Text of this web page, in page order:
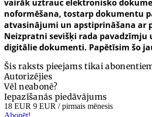
vairāk uztrauc elektronisko
noformēšana, tostarp dokumentu
atvasinājumi un apstiprināšana ar
Neizpratni sevišķi rada pavadzīmju
digitālie dokumenti. Papētīsim šo
Šis raksts pieejams tikai
Autorizējies
Vēl neabonē?
Iepazīšanās piedāvājums
18 EUR 9 EUR / pirmais mēnesis
Abonēt!